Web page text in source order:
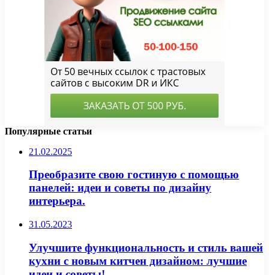
Популярные статьи
21.02.2025
Преобразите свою гостиную с помощью
панелей: идеи и советы по дизайну
интерьера.
31.05.2023
Улучшите функциональность и стиль вашей
кухни с новым китчен дизайном: лучшие